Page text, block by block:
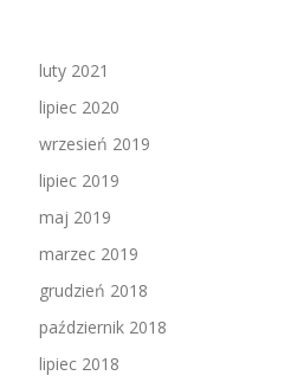
luty 2021
lipiec 2020
wrzesień 2019
lipiec 2019
maj 2019
marzec 2019
grudzień 2018
październik 2018
lipiec 2018